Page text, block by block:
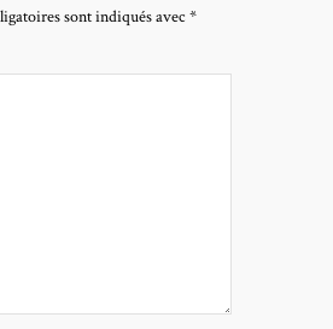
sont indiqués avec *